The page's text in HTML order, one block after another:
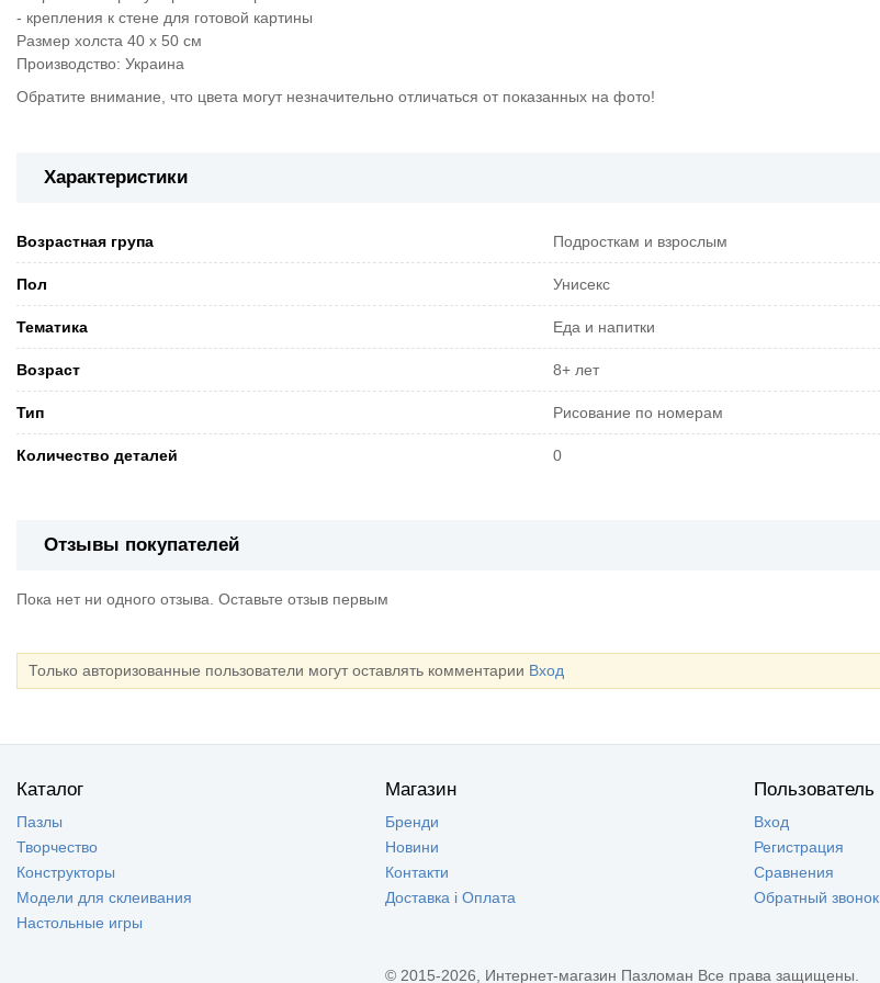
- крепления к стене для готовой картины
Размер холста 40 х 50 см
Производство: Украина
Обратите внимание, что цвета могут незначительно отличаться от показанных на фото!
Характеристики
Возрастная група Подросткам и взрослым
Пол Унисекс
Тематика Еда и напитки
Возраст 8+ лет
Тип Рисование по номерам
Количество деталей 0
Отзывы покупателей
Пока нет ни одного отзыва. Оставьте отзыв первым
Только авторизованные пользователи могут оставлять комментарии Вход
Каталог
Пазлы
Творчество
Конструкторы
Модели для склеивания
Настольные игры
Магазин
Бренди
Новини
Контакти
Доставка і Оплата
Пользователь
Вход
Регистрация
Сравнения
Обратный звонок
© 2015-2026, Интернет-магазин Пазломан Все права защищены.